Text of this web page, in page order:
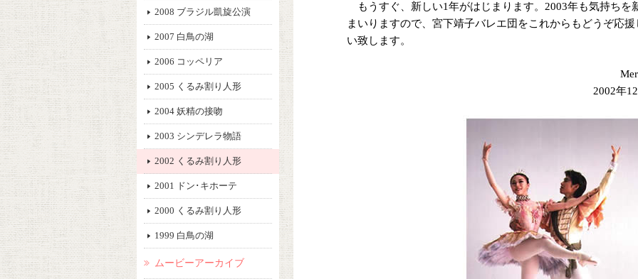
もうすぐ、新しい1年がはじまります。2003年も気持ちを
まいりますので、宮下靖子バレエ団をこれからもどうぞ応
い致します。
2002年
2008 ブラジル凱旋公演
2007 白鳥の湖
2006 コッペリア
2005 くるみ割り人形
2004 妖精の接吻
2003 シンデレラ物語
2002 くるみ割り人形
2001 ドン･キホーテ
2000 くるみ割り人形
1999 白鳥の湖
ムービーアーカイブ